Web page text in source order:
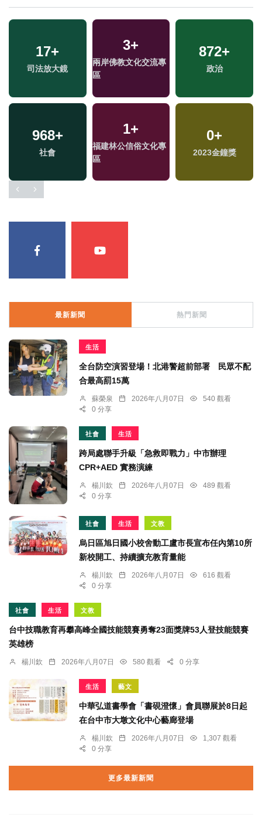
17+
司法放大鏡
3+
兩岸佛教文化交流專
區
872+
政治
968+
社會
1+
福建林公信俗文化專
區
0+
2023金鐘獎
最新新聞 熱門新聞
生活
全台防空演習登場！北港警超前部署 民眾不配
合最高罰15萬
蘇榮泉 2026年八月07日
540 觀看
0 分享
社會 生活
跨局處聯手升級「急救即戰力」中市辦理
CPR+AED 實務演練
楊川欽 2026年八月07日
489 觀看
0 分享
社會 生活 文教
烏日區旭日國小校舍動工盧市長宣布任內第10所
新校開工、持續擴充教育量能
楊川欽 2026年八月07日
616 觀看
0 分享
社會 生活 文教
台中技職教育再攀高峰全國技能競賽勇奪23面獎牌53人登技能競賽
英雄榜
楊川欽 2026年八月07日 580 觀看 0 分享
生活 藝文
中華弘道書學會「書硯澄懷」會員聯展於8日起
在台中市大墩文化中心藝廊登場
楊川欽 2026年八月07日
1,307 觀看
0 分享
更多最新新聞